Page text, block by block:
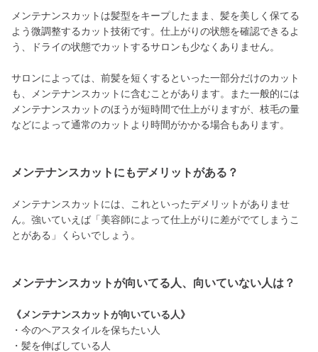
メンテナンスカットは髪型をキープしたまま、髪を美しく保てる
よう微調整するカット技術です。仕上がりの状態を確認できるよ
う、ドライの状態でカットするサロンも少なくありません。
サロンによっては、前髪を短くするといった一部分だけのカット
も、メンテナンスカットに含むことがあります。また一般的には
メンテナンスカットのほうが短時間で仕上がりますが、枝毛の量
などによって通常のカットより時間がかかる場合もあります。
メンテナンスカットにもデメリットがある？
メンテナンスカットには、これといったデメリットがありませ
ん。強いていえば「美容師によって仕上がりに差がでてしまうこ
とがある」くらいでしょう。
メンテナンスカットが向いてる人、向いていない人は？
《メンテナンスカットが向いている人》
・今のヘアスタイルを保ちたい人
・髪を伸ばしている人